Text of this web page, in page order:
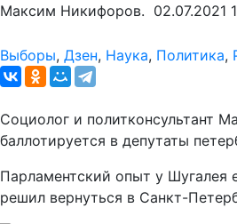
Максим Никифоров. 02.07.2021
Выборы, Дзен, Наука, Политика,
Социолог и политконсультант
баллотируется в депутаты
Парламентский опыт у Шугалея
решил вернуться в Санкт-